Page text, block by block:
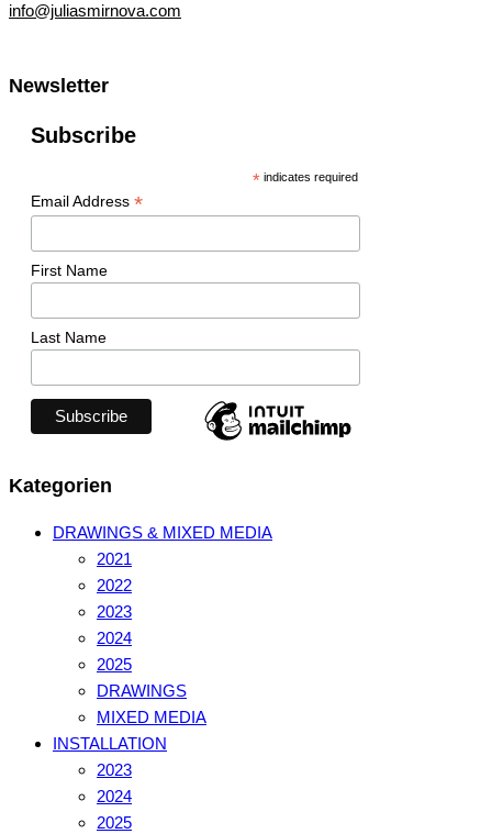
info@juliasmirnova.com
Newsletter
Subscribe
*indicates required
Email Address *
First Name
Last Name
Kategorien
DRAWINGS & MIXED MEDIA
2021
2022
2023
2024
2025
DRAWINGS
MIXED MEDIA
INSTALLATION
2023
2024
2025